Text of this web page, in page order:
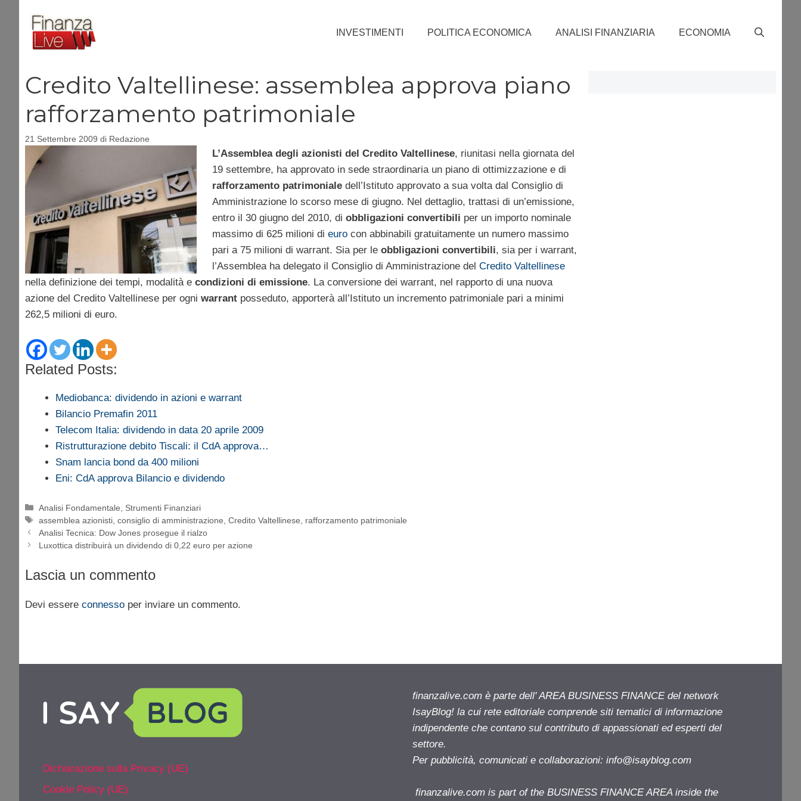
contenuto
INVESTIMENTI POLITICA ECONOMICA ANALISI FINANZIARIA ECONOMIA
Credito Valtellinese: assemblea approva piano
rafforzamento patrimoniale
21 Settembre 2009 di Redazione
L’Assemblea degli azionisti del Credito Valtellinese, riunitasi nella giornata del
19 settembre, ha approvato in sede straordinaria un piano di ottimizzazione e di
rafforzamento patrimonialedell’Istituto approvato a sua volta dal Consiglio di
Amministrazione lo scorso mese di giugno. Nel dettaglio, trattasi di un’emissione,
entro il 30 giugno del 2010, di obbligazioni convertibili per un importo nominale
massimo di 625 milioni di eurocon abbinabili gratuitamente un numero massimo
pari a 75 milioni di warrant. Sia per le obbligazioni convertibili, sia per i warrant,
l’Assemblea ha delegato il Consiglio di Amministrazione del Credito Valtellinese
nella definizione dei tempi, modalità e condizioni di emissione. La conversione dei warrant, nel rapporto di una nuova
azione del Credito Valtellinese per ogni warrant posseduto, apporterà all’Istituto un incremento patrimoniale pari a minimi
262,5 milioni di euro.
Related Posts:
Mediobanca: dividendo in azioni e warrant
Bilancio Premafin 2011
Telecom Italia: dividendo in data 20 aprile 2009
Ristrutturazione debito Tiscali: il CdA approva…
Snam lancia bond da 400 milioni
Eni: CdA approva Bilancio e dividendo
Categorie
Analisi Fondamentale
Strumenti Finanziari
Tag
assemblea azionisti ,consiglio di amministrazione ,Credito Valtellinese
rafforzamento patrimoniale
Analisi Tecnica: Dow Jones prosegue il rialzo
Luxottica distribuirà un dividendo di 0,22 euro per azione
Lascia un commento
Devi essere connesso per inviare un commento.
Dichiarazione sulla Privacy (UE)
Cookie Policy (UE)
finanzalive.com è parte dell' AREA BUSINESS FINANCE del network
IsayBlog! la cui rete editoriale comprende siti tematici di informazione
indipendente che contano sul contributo di appassionati ed esperti del
settore.
Per pubblicità, comunicati e collaborazioni: info@isayblog.com
finanzalive.com is part of the BUSINESS FINANCE AREA inside the